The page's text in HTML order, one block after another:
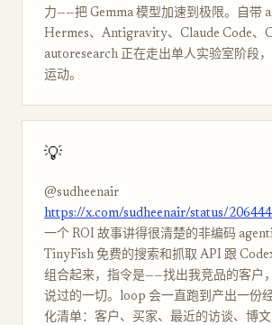
力——把 Gemma 模型加速到极限。自带
Hermes、Antigravity、Claude Code、
autoresearch 正在走出单人实验室阶段
运动。
💡
@sudheenair
https://x.com/sudheenair/status/
一个 ROI 故事讲得很清楚的非编码
TinyFish 免费的搜索和抓取 API 跟
组合起来，指令是——找出我竞品的客户
说过的一切。loop 会一直跑到产出一份
化清单：客户、买家、最近的访谈、博